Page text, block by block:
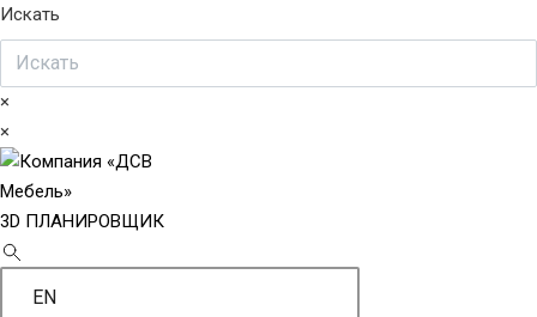
Искать
×
×
3D ПЛАНИРОВЩИК
EN